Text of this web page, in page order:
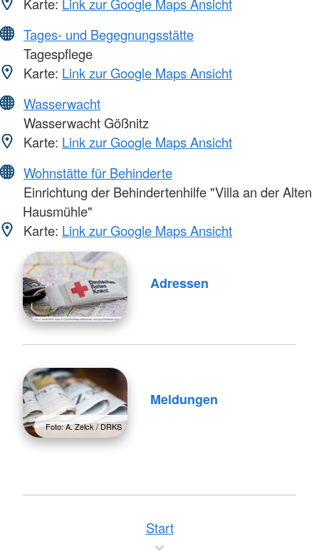
Tages- und Begegnungsstätte
Tagespflege
Karte: Link zur Google Maps Ansicht
Wasserwacht
Wasserwacht Gößnitz
Karte: Link zur Google Maps Ansicht
Wohnstätte für Behinderte
Einrichtung der Behindertenhilfe "Villa an der Alten
Hausmühle"
Karte: Link zur Google Maps Ansicht
Adressen
Foto: A. Zelck / DRKS
Meldungen
Start